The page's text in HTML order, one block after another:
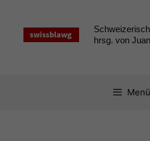
springen
hrsg. von
Menü